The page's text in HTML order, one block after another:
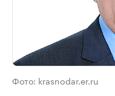
Фото: krasnodar.er.ru